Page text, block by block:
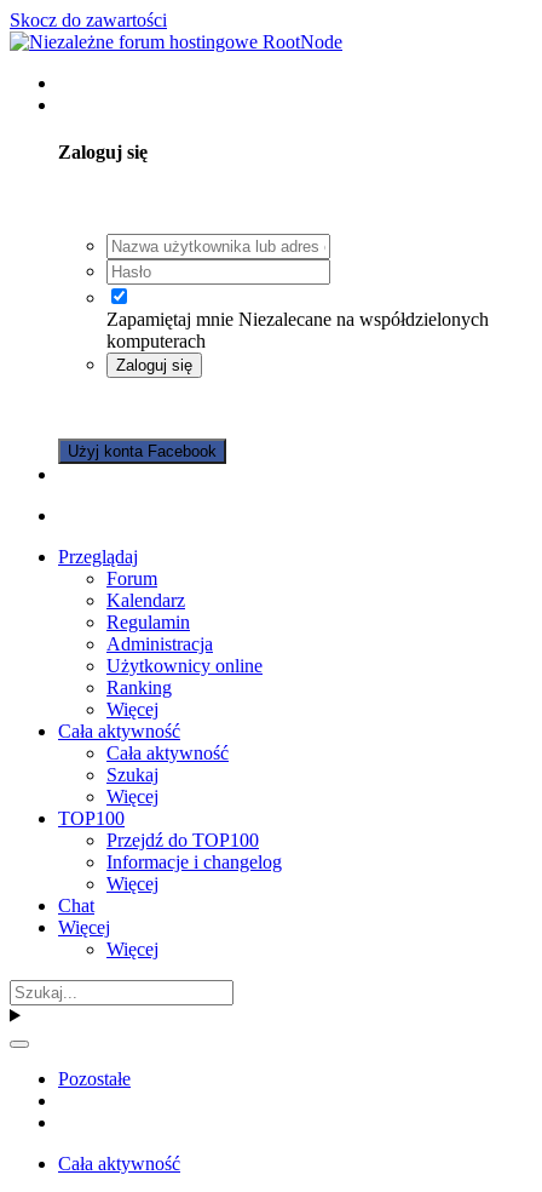
Skocz do zawartości
Zaloguj się
Zapamiętaj mnie Niezalecane na współdzielonych
komputerach
Zaloguj się
Użyj konta Facebook
Przeglądaj
Forum
Kalendarz
Regulamin
Administracja
Użytkownicy online
Ranking
Więcej
Cała aktywność
Cała aktywność
Szukaj
Więcej
TOP100
Przejdź do TOP100
Informacje i changelog
Więcej
Chat
Więcej
Więcej
Pozostałe
Cała aktywność